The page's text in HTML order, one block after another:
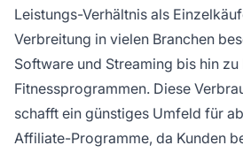
Leistungs-Verhältnis als
Verbreitung in vielen Branchen
Software und Streaming bis hin
Fitnessprogrammen. Diese
schafft ein günstiges Umfeld für
Affiliate-Programme, da Kunden